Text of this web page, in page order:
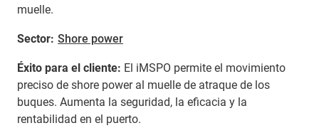
muelle.
Sector: Shore power
Éxito para el cliente: El iMSPO permite el movimiento
preciso de shore power al muelle de atraque de los
buques. Aumenta la seguridad, la eficacia y la
rentabilidad en el puerto.